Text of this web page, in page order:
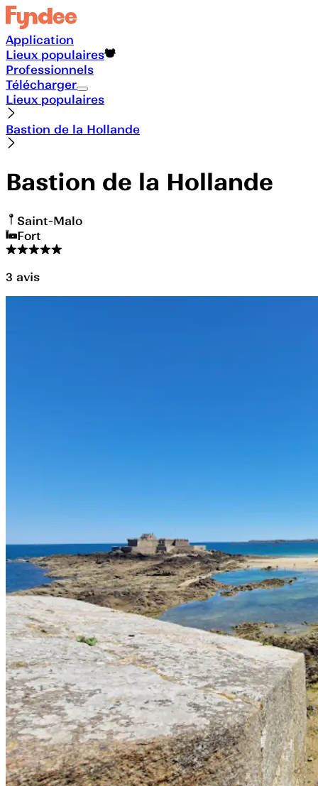
Application
Lieux populaires
Professionnels
Télécharger
Lieux populaires
Bastion de la Hollande
Bastion de la Hollande
Saint-Malo
Fort
3 avis